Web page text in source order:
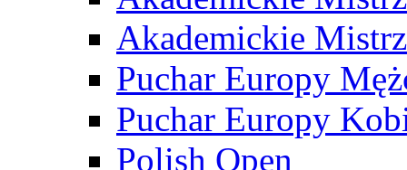
Akademickie
Puchar Europy
Puchar Europy
Polish Open